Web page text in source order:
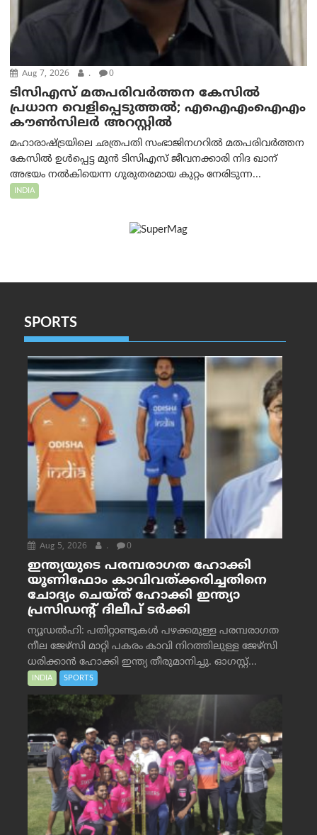
Aug 7, 2026 . 0
ടിസിഎസ് മതപരിവർത്തന കേസിൽ
പ്രധാന വെളിപ്പെടുത്തൽ; എഐഎംഐഎം
കൗൺസിലർ അറസ്റ്റിൽ
മഹാരാഷ്ട്രയിലെ ഛത്രപതി സംഭാജിനഗറിൽ മതപരിവർത്തന
കേസിൽ ഉൾപ്പെട്ട മുൻ ടിസിഎസ് ജീവനക്കാരി നിദ ഖാന്
അഭയം നൽകിയെന്ന ഗുരുതരമായ കുറ്റം നേരിടുന്ന...
INDIA
SPORTS
Aug 5, 2026 . 0
ഇന്ത്യയുടെ പരമ്പരാഗത ഹോക്കി
യൂണിഫോം കാവിവത്ക്കരിച്ചതിനെ
ചോദ്യം ചെയ്ത് ഹോക്കി ഇന്ത്യാ
പ്രസിഡന്റ് ദിലീപ് ടര്‍ക്കി
ന്യൂഡൽഹി: പതിറ്റാണ്ടുകൾ പഴക്കമുള്ള പരമ്പരാഗത
നീല ജേഴ്‌സി മാറ്റി പകരം കാവി നിറത്തിലുള്ള ജേഴ്‌സി
ധരിക്കാൻ ഹോക്കി ഇന്ത്യ തീരുമാനിച്ചു. ഓഗസ്റ്റ്...
INDIA SPORTS